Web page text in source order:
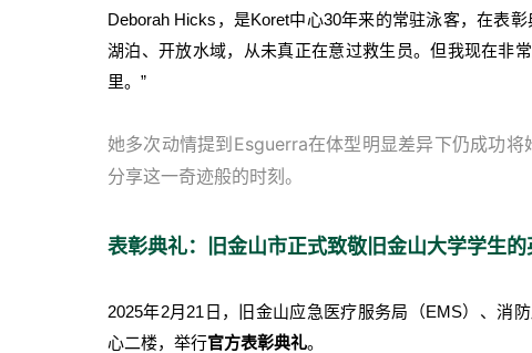
Deborah Hicks，是Koret中心30年来的常驻泳客，在表
湖泊、开放水域，从未真正在意过救生员。但我现在
里。”
她多次动情提到Esguerra在体型明显差异下仍成功
分享这一奇迹般的时刻。
表彰典礼：旧金山市正式致敬旧金山大学学生
2025年2月21日，旧金山应急医疗服务局（EMS）、消
心二楼，举行官方表彰典礼。